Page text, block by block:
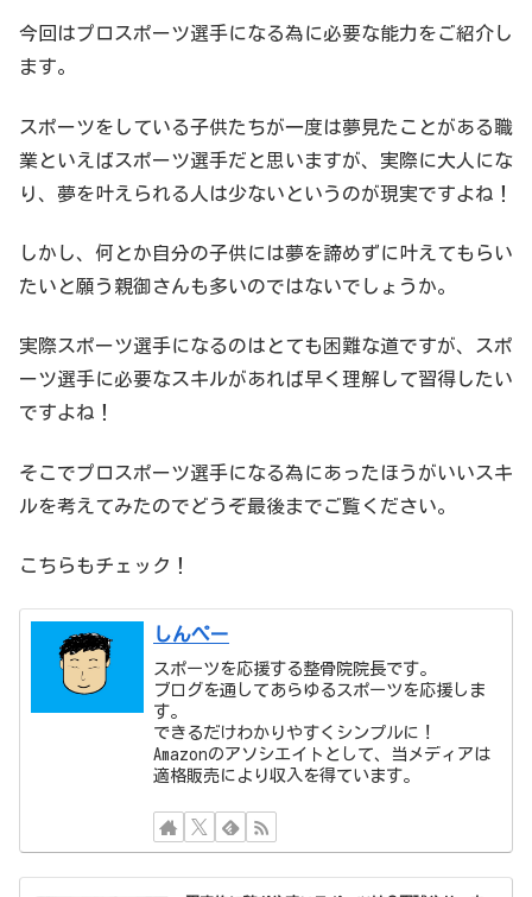
今回はプロスポーツ選手になる為に必要な能力をご紹介し
ます。
スポーツをしている子供たちが一度は夢見たことがある職
業といえばスポーツ選手だと思いますが、実際に大人にな
り、夢を叶えられる人は少ないというのが現実ですよね！
しかし、何とか自分の子供には夢を諦めずに叶えてもらい
たいと願う親御さんも多いのではないでしょうか。
実際スポーツ選手になるのはとても困難な道ですが、スポ
ーツ選手に必要なスキルがあれば早く理解して習得したい
ですよね！
そこでプロスポーツ選手になる為にあったほうがいいスキ
ルを考えてみたのでどうぞ最後までご覧ください。
こちらもチェック！
しんぺー
スポーツを応援する整骨院院長です。
ブログを通してあらゆるスポーツを応援しま
す。
できるだけわかりやすくシンプルに！
Amazonのアソシエイトとして、当メディアは
適格販売により収入を得ています。